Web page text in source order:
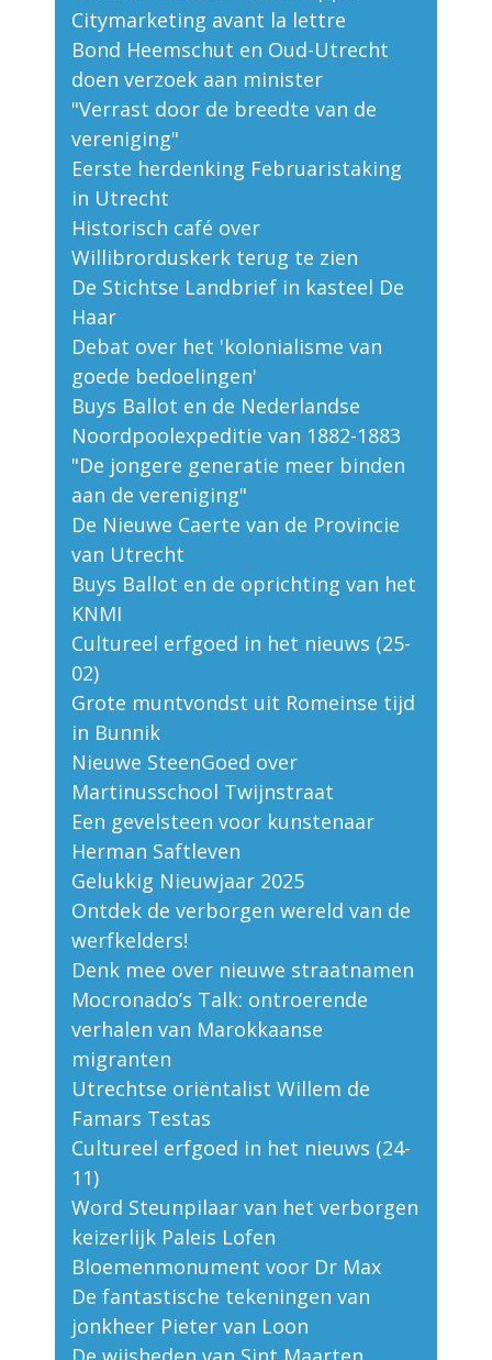
Citymarketing avant la lettre
Bond Heemschut en Oud-Utrecht
doen verzoek aan minister
"Verrast door de breedte van de
vereniging"
Eerste herdenking Februaristaking
in Utrecht
Historisch café over
Willibrorduskerk terug te zien
De Stichtse Landbrief in kasteel De
Haar
Debat over het 'kolonialisme van
goede bedoelingen'
Buys Ballot en de Nederlandse
Noordpoolexpeditie van 1882-1883
"De jongere generatie meer binden
aan de vereniging"
De Nieuwe Caerte van de Provincie
van Utrecht
Buys Ballot en de oprichting van het
KNMI
Cultureel erfgoed in het nieuws (25-
02)
Grote muntvondst uit Romeinse tijd
in Bunnik
Nieuwe SteenGoed over
Martinusschool Twijnstraat
Een gevelsteen voor kunstenaar
Herman Saftleven
Gelukkig Nieuwjaar 2025
Ontdek de verborgen wereld van de
werfkelders!
Denk mee over nieuwe straatnamen
Mocronado’s Talk: ontroerende
verhalen van Marokkaanse
migranten
Utrechtse oriëntalist Willem de
Famars Testas
Cultureel erfgoed in het nieuws (24-
11)
Word Steunpilaar van het verborgen
keizerlijk Paleis Lofen
Bloemenmonument voor Dr Max
De fantastische tekeningen van
jonkheer Pieter van Loon